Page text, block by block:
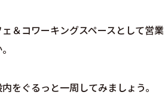
＆コワーキングスペースとして営
をぐるっと一周してみましょう。